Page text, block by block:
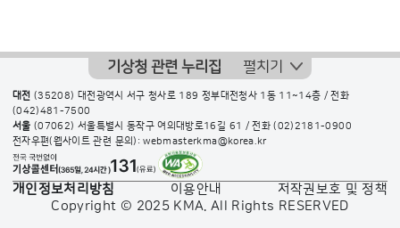
기상청 관련 누리집 펼치기
대전 (35208) 대전광역시 서구 청사로 189 정부대전청사 1동 11~14층 / 전화
(042)481-7500
서울 (07062) 서울특별시 동작구 여의대방로16길 61 / 전화(02)2181-0900
전자우편(웹사이트 관련 문의): webmasterkma@korea.kr
개인정보처리방침 이용안내
저작권보호 및 정책
Copyright © 2025 KMA. All Rights RESERVED